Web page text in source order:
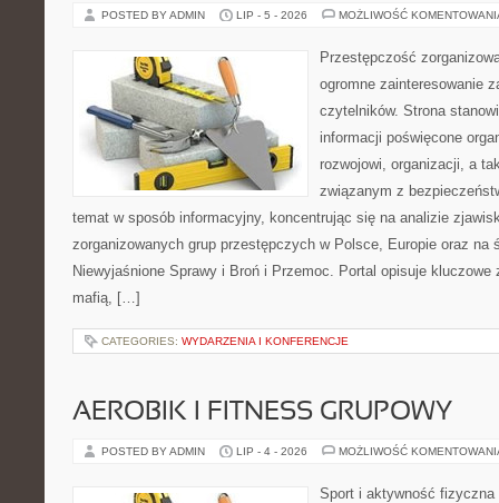
POSTED BY ADMIN LIP - 5 - 2026 MOŻLIWOŚĆ
Przestępczość
ogromne zainteresowanie
czytelników. Strona
informacji poświęcone
rozwojowi, organizacji, a
związanym z
temat w sposób informacyjny, koncentrując się na analizie
zorganizowanych grup przestępczych w Polsce, Europie oraz na
Niewyjaśnione Sprawy i Broń i Przemoc. Portal opisuje kluczowe
mafią, […]
CATEGORIES: WYDARZENIA I KONFERENCJE
AEROBIK I FITNESS GRUPOWY
POSTED BY ADMIN LIP - 4 - 2026 MOŻLIWOŚĆ
Sport i aktywność